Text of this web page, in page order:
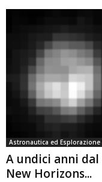
Astronautica ed Esplorazione
A undici anni
New Horizons...